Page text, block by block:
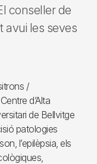
conseller de
avui les seves
/
d’Alta
de Bellvitge
patologies
l’epilèpsia, els